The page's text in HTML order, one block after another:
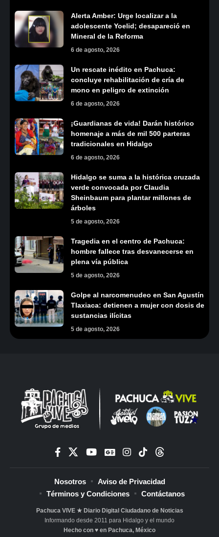
Alerta Amber: Urge localizar a la
adolescente Yoelid; desapareció en
Mineral de la Reforma
6 de agosto, 2026
Un rescate inédito en Pachuca:
concluye rehabilitación de cría de
mono en peligro de extinción
6 de agosto, 2026
¡Guardianas de vida! Darán histórico
homenaje a más de mil 500 parteras
tradicionales en Hidalgo
6 de agosto, 2026
Hidalgo se suma a la histórica cruzada
verde convocada por Claudia
Sheinbaum para plantar millones de
árboles
5 de agosto, 2026
Tragedia en el centro de Pachuca:
hombre fallece tras desvanecerse en
plena vía pública
5 de agosto, 2026
Golpe al narcomenudeo en San Agustín
Tlaxiaca: detienen a mujer con dosis de
sustancias ilícitas
5 de agosto, 2026
Pachuca VIVE ★ Diario Digital Ciudadano de Noticias
Informando desde 2011 para Hidalgo y el mundo
Hecho con ♥ en Pachuca, México
Nosotros
Aviso de Privacidad
Términos y Condiciones
Contáctanos